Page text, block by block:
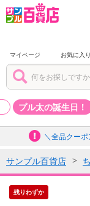
マイページ お気に入り
プル太の誕生日！
＼全品クー
サンプル百貨店
残りわずか